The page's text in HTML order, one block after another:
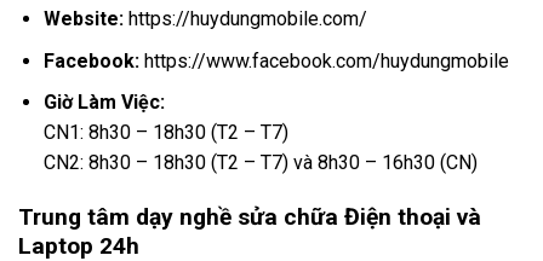
Website:https://huydungmobile.com/
Facebook: https://www.facebook.com/huydungmobile
Giờ Làm Việc:
CN1: 8h30 – 18h30 (T2 – T7)
CN2: 8h30 – 18h30 (T2 – T7) và 8h30 – 16h30 (CN)
Trung tâm dạy nghề sửa chữa Điện thoại và
Laptop 24h